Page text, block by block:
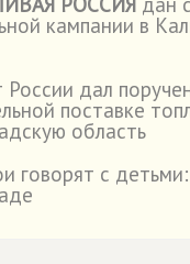
кампании в
России дал
поставке
область
говорят с